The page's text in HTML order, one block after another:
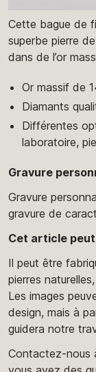
Cette bague de
superbe pierre
dans de l’or
Or massif de
Diamants
Différentes
laboratoire,
Gravure
Gravure
gravure de
Cet article
Il peut être
pierres
Les images
design, mais à
guidera notre
Contactez-nous